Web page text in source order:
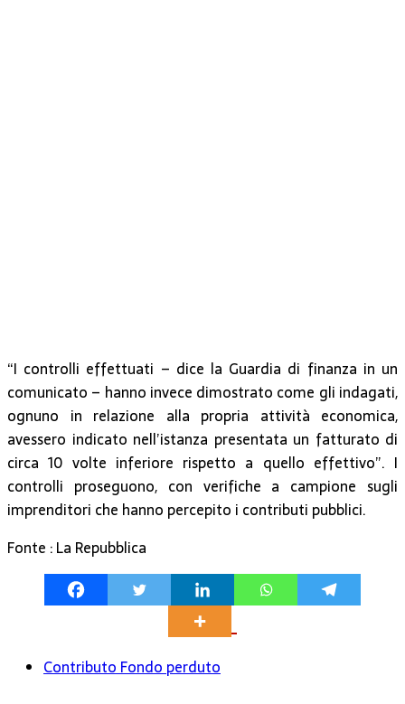
“I controlli effettuati – dice la Guardia di finanza in un
comunicato – hanno invece dimostrato come gli indagati,
ognuno in relazione alla propria attività economica,
avessero indicato nell’istanza presentata un fatturato di
circa 10 volte inferiore rispetto a quello effettivo”. I
controlli proseguono, con verifiche a campione sugli
imprenditori che hanno percepito i contributi pubblici.
Fonte : La Repubblica
Contributo Fondo perduto